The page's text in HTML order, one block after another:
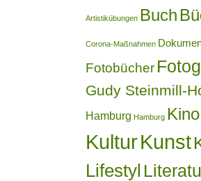
Artistikübungen Buch
Corona-Maßnahmen
Fotobücher
Gudy Steinmill-
Hamburg Hamburg Kino
KulturKunst
Lifestyl